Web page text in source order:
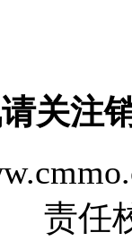
关注
责任